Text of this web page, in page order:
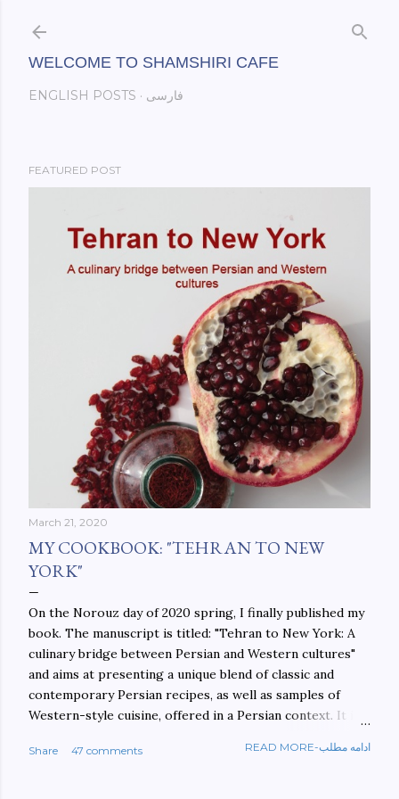
WELCOME TO SHAMSHIRI CAFE
ENGLISH POSTS فارسی
FEATURED POST
March 21, 2020
MY COOKBOOK: "TEHRAN TO NEW
YORK"
On the Norouz day of 2020 spring, I finally published my
book. The manuscript is titled: "Tehran to New York: A
culinary bridge between Persian and Western cultures"
and aims at presenting a unique blend of classic and
contemporary Persian recipes, as well as samples of
Western-style cuisine, offered in a Persian context. It is
walls. This book aims at constructing a bridge between
Share 47 comments READ MORE-ادامه مطلب